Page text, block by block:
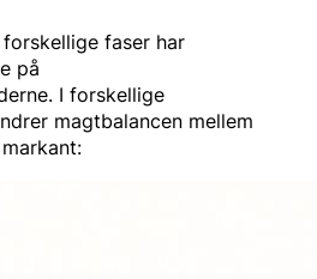
faser har
på
I forskellige
magtbalancen mellem